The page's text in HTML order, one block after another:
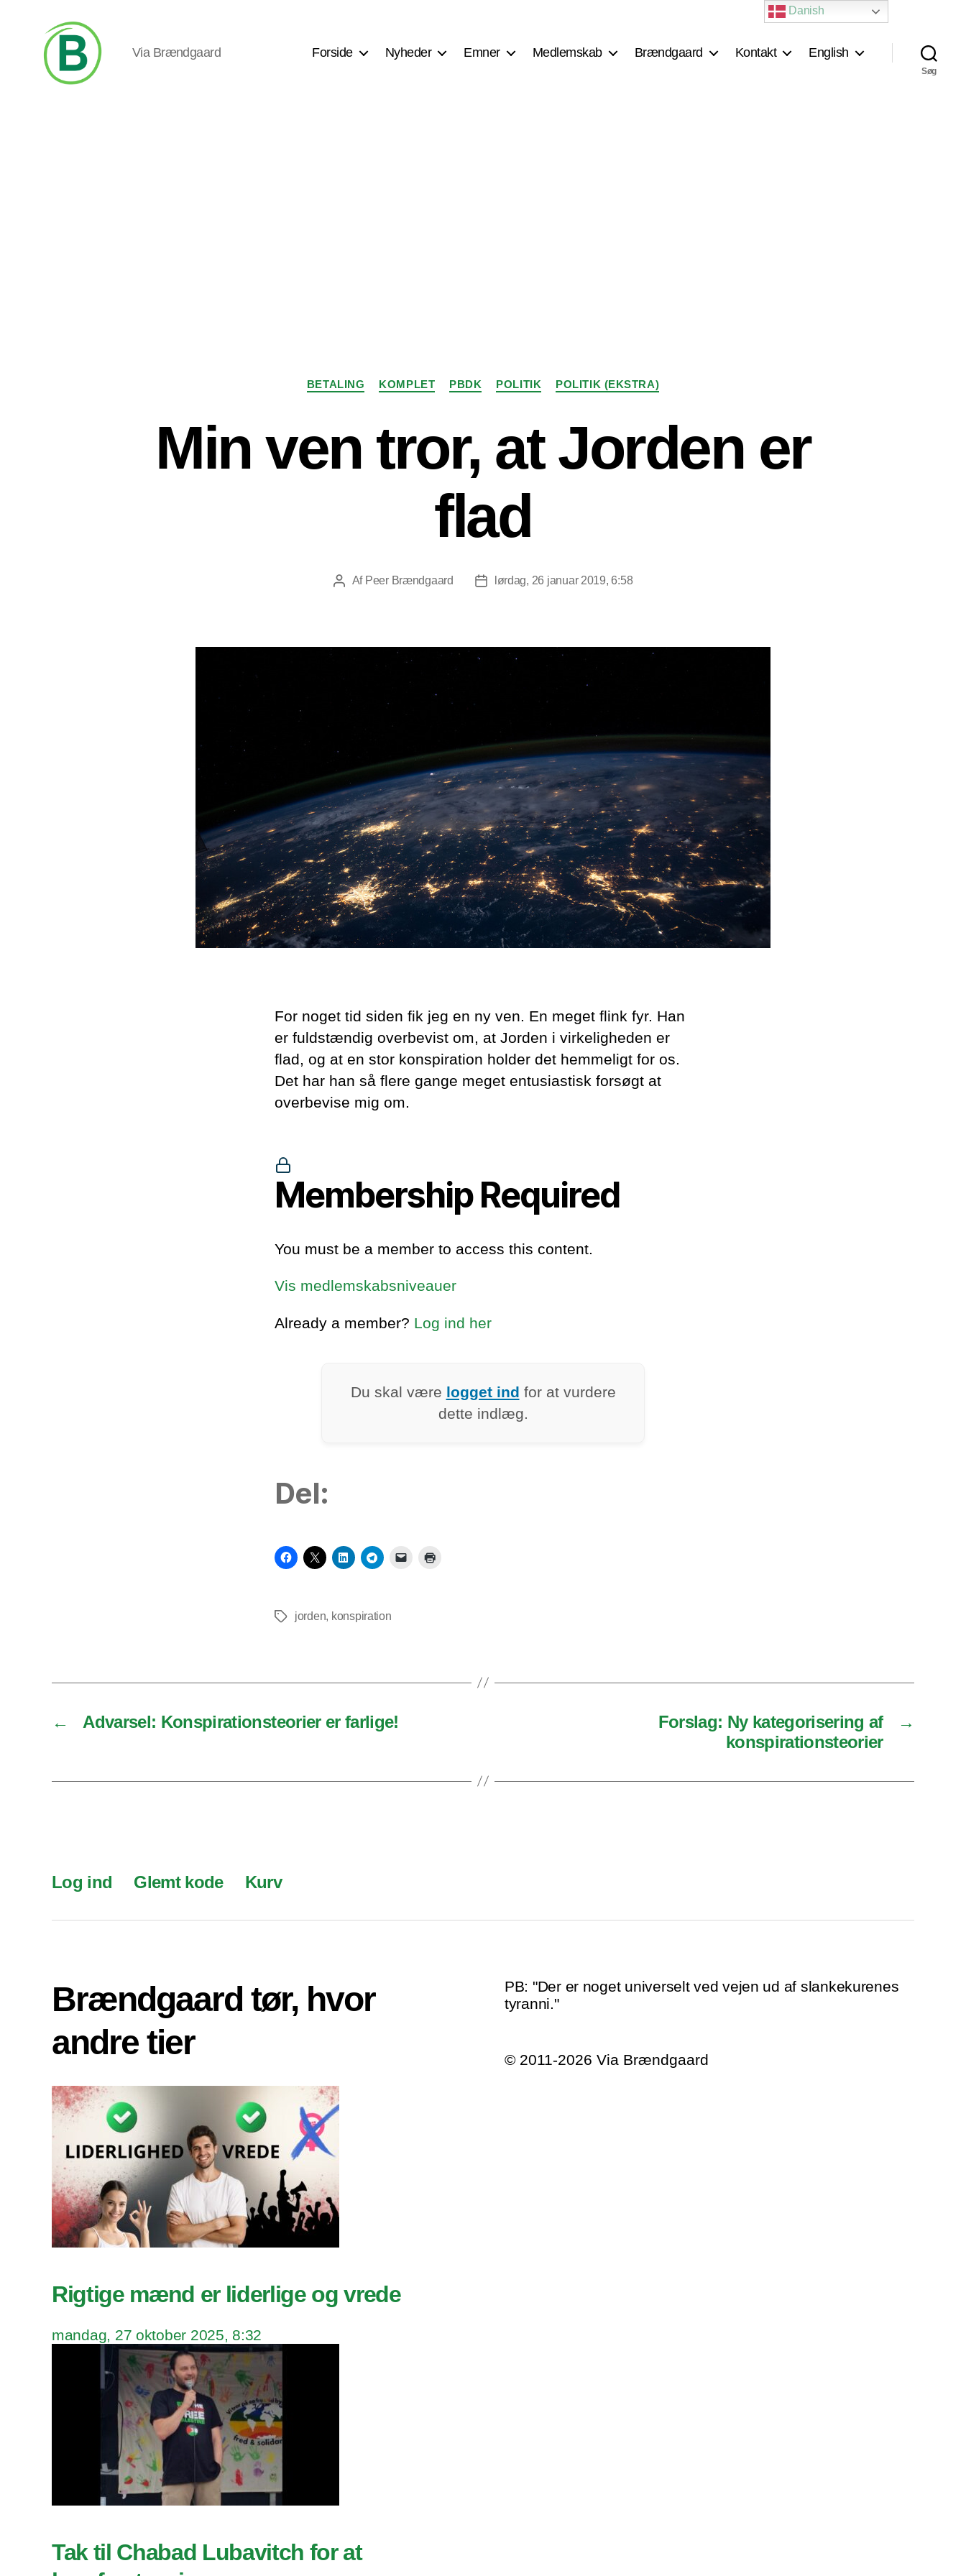
Via Brændgaard Forside Nyheder Emner Medlemskab Brændgaard Kontakt English
Søg
Kategorier
BETALING KOMPLET PBDK POLITIK POLITIK (EKSTRA)
Min ven tror, at Jorden er
flad
Indlægsforfatter
Af Peer Brændgaard Indlægsdato
lørdag, 26 januar 2019, 6:58
For noget tid siden fik jeg en ny ven. En meget flink fyr. Han
er fuldstændig overbevist om, at Jorden i virkeligheden er
flad, og at en stor konspiration holder det hemmeligt for os.
Det har han så flere gange meget entusiastisk forsøgt at
overbevise mig om.
Membership Required
You must be a member to access this content.
Vis medlemskabsniveauer
Already a member? Log ind her
Du skal være logget ind for at vurdere
dette indlæg.
Del:
Tagsjorden, konspiration
← Advarsel: Konspirationsteorier er farlige! →
Forslag: Ny kategorisering af
konspirationsteorier
Log ind Glemt kode Kurv
Brændgaard tør, hvor
andre tier
Rigtige mænd er liderlige og vrede
mandag, 27 oktober 2025, 8:32
Tak til Chabad Lubavitch for at
PB: "Der er noget universelt ved vejen ud af slankekurenes
tyranni."
© 2011-2026 Via Brændgaard
Danish